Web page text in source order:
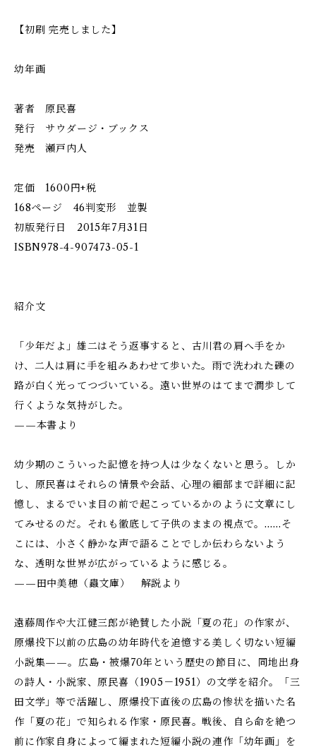
【初刷 完売しました】
幼年画
著者 原民喜
発行 サウダージ・ブックス
発売 瀬戸内人
定価 1600円+税
168ページ 46判変形 並製
初版発行日 2015年7月31日
ISBN978-4-907473-05-1
紹介文
「少年だよ」雄二はそう返事すると、古川君の肩へ手をか
け、二人は肩に手を組みあわせて歩いた。雨で洗われた礫の
路が白く光ってつづいている。遠い世界のはてまで潤歩して
行くような気持がした。
——本書より
幼少期のこういった記憶を持つ人は少なくないと思う。しか
し、原民喜はそれらの情景や会話、心理の細部まで詳細に記
憶し、まるでいま目の前で起こっているかのように文章にし
てみせるのだ。それも徹底して子供のままの視点で。……そ
こには、小さく静かな声で語ることでしか伝わらないよう
な、透明な世界が広がっているように感じる。
——田中美穂（蟲文庫） 解説より
遠藤周作や大江健三郎が絶賛した小説「夏の花」の作家が、
原爆投下以前の広島の幼年時代を追憶する美しく切ない短編
小説集——。広島・被爆70年という歴史の節目に、同地出身
の詩人・小説家、原民喜（1905－1951）の文学を紹介。「三
田文学」等で活躍し、原爆投下直後の広島の惨状を描いた名
作「夏の花」で知られる作家・原民喜。戦後、自ら命を絶つ
前に作家自身によって編まれた短編小説の連作「幼年画」を